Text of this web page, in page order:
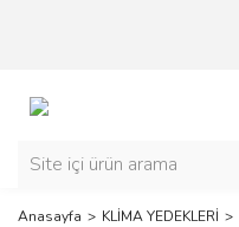
Anasayfa KLİMA YEDEKLERİ